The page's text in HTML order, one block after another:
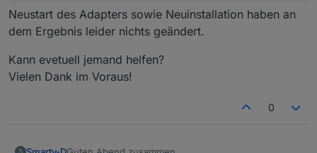
Neustart des Adapters sowie Neuinstallation haben an
dem Ergebnis leider nichts geändert.
Kann evetuell jemand helfen?
Vielen Dank im Voraus!
0